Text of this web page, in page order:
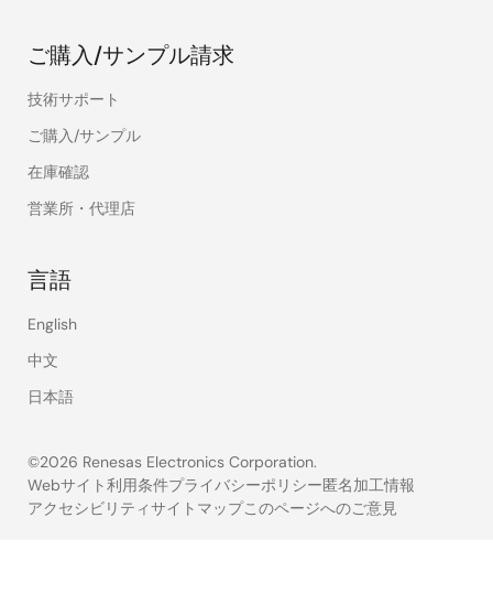
ご購入/サンプル請求
技術サポート
ご購入/サンプル
在庫確認
営業所・代理店
言語
English
中文
日本語
©2026 Renesas Electronics Corporation.
Legal
Webサイト利用条件プライバシーポリシー匿名加工情報
アクセシビリティサイトマップこのページへのご意見